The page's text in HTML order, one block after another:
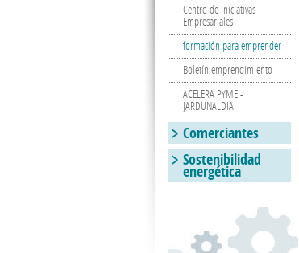
Centro de Iniciativas
Empresariales
formación para emprender
Boletín emprendimiento
ACELERA PYME -
JARDUNALDIA
Comerciantes
Sostenibilidad
energética